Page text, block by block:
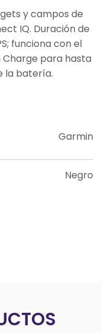
y campos de
IQ. Duración de
funciona con el
para hasta
la batería.
Garmin
Negro